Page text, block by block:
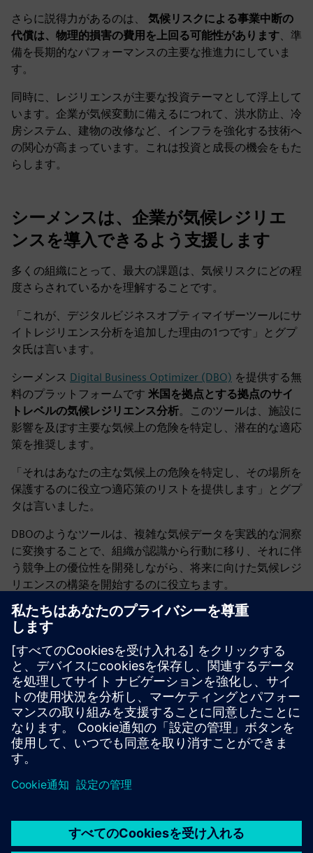
さらに説得力があるのは、 気候リスクによる事業中断の
代償は、物理的損害の費用を上回る可能性があります 、準
備を長期的なパフォーマンスの主要な推進力にしていま
す。
同時に、レジリエンスが主要な投資テーマとして浮上して
います。企業が気候変動に備えるにつれて、洪水防止、冷
房システム、建物の改修など、インフラを強化する技術へ
の関心が高まっています。これは投資と成長の機会をもた
らします。
シーメンスは、企業が気候レジリエ
ンスを導入できるよう支援します
多くの組織にとって、最大の課題は、気候リスクにどの程
度さらされているかを理解することです。
「これが、デジタルビジネスオプティマイザーツールにサ
イトレジリエンス分析を追加した理由の1つです」とグプ
タ氏は言います。
シーメンス Digital Business Optimizer (DBO) を提供する無
料のプラットフォームです 米国を拠点とする拠点のサイ
トレベルの気候レジリエンス分析。このツールは、施設に
影響を及ぼす主要な気候上の危険を特定し、潜在的な適応
策を推奨します。
「それはあなたの主な気候上の危険を特定し、その場所を
保護するのに役立つ適応策のリストを提供します」とグプ
タは言いました。
DBOのようなツールは、複雑な気候データを実践的な洞察
に変換することで、組織が認識から行動に移り、それに伴
う競争上の優位性を開発しながら、将来に向けた気候レジ
リエンスの構築を開始するのに役立ちます。
*ハリー・モリソンは」の共著者でしたクライメート・レ
ジスタンスに関するCEO プレイブック
「シーメンスUSAス
トーリーの記事で言及されています、」レジリエンスのビ
ジネスケース：リスクは不可欠。」
公開日：2026年3月30日